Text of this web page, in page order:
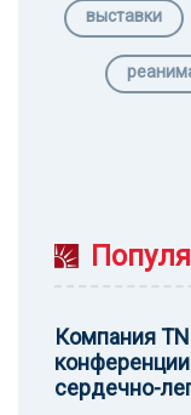
выставки
Компания
сердечно-